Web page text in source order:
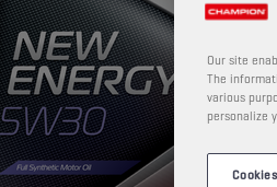
Our site
The
various
personalize